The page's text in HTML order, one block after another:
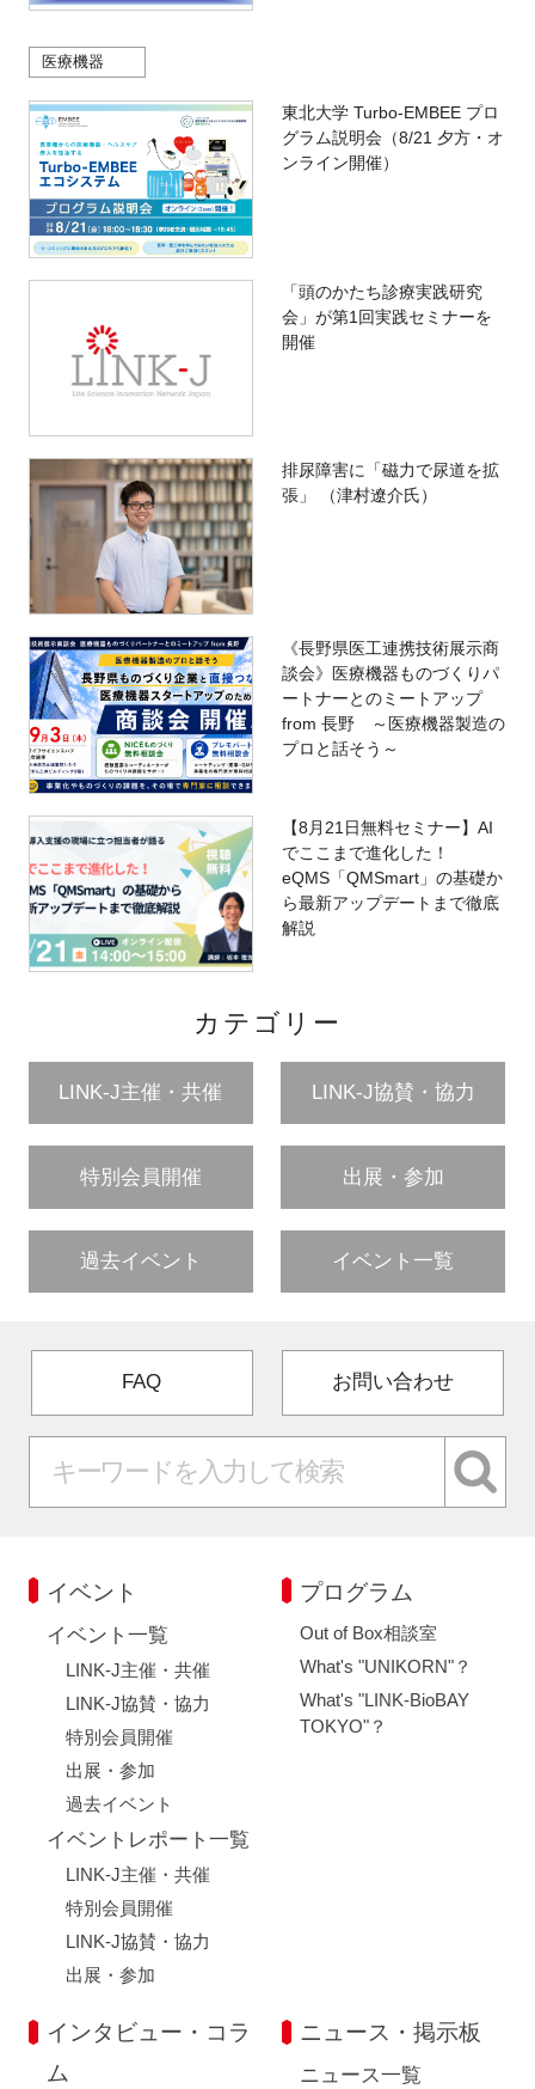
医療機器
東北大学 Turbo-EMBEE プロ
グラム説明会（8/21 夕方・オ
ンライン開催）
「頭のかたち診療実践研究
会」が第1回実践セミナーを
開催
排尿障害に「磁力で尿道を拡
張」 （津村遼介氏）
《長野県医工連携技術展示商
談会》医療機器ものづくりパ
ートナーとのミートアップ
from 長野 ～医療機器製造の
プロと話そう～
【8月21日無料セミナー】AI
でここまで進化した！
eQMS「QMSmart」の基礎か
ら最新アップデートまで徹底
解説
カテゴリー
LINK-J主催・共催 LINK-J協賛・協力
特別会員開催 出展・参加
過去イベント イベント一覧
FAQ お問い合わせ
イベント
イベント一覧
LINK-J主催・共催
LINK-J協賛・協力
特別会員開催
出展・参加
過去イベント
イベントレポート一覧
LINK-J主催・共催
特別会員開催
LINK-J協賛・協力
出展・参加
プログラム
Out of Box相談室
What's "UNIKORN"？
What's "LINK-BioBAY
TOKYO"？
インタビュー・コラ
ム
ニュース・掲示板
ニュース一覧